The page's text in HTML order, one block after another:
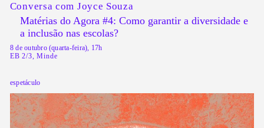
Conversa com Joyce Souza
Matérias do Agora #4: Como garantir a diversidade e
a inclusão nas escolas?
8 de outubro (quarta-feira), 17h
EB 2/3, Minde
espetáculo